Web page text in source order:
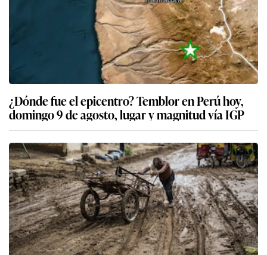
¿Dónde fue el epicentro? Temblor en Perú hoy,
domingo 9 de agosto, lugar y magnitud vía IGP